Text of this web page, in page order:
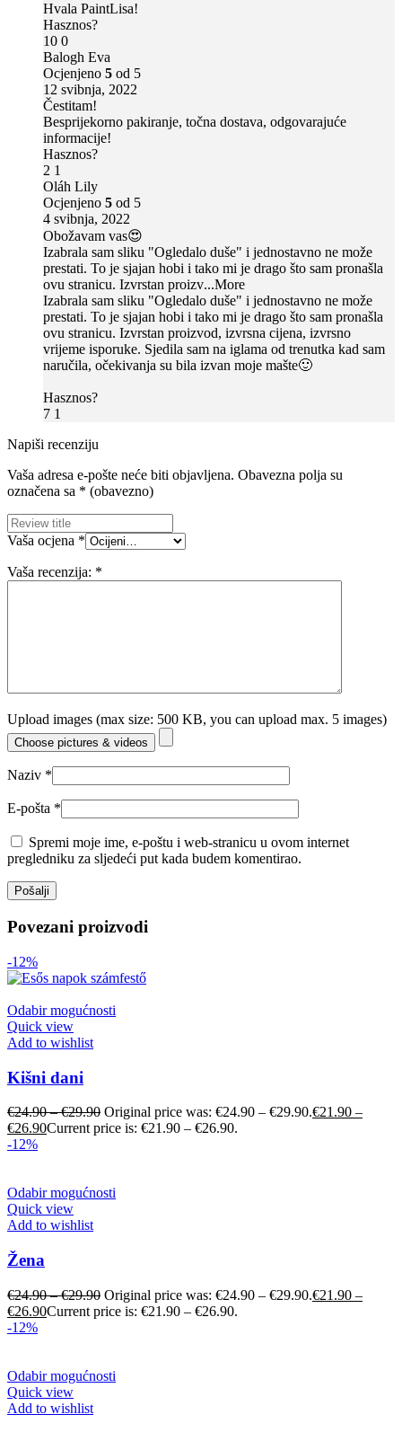
Hvala PaintLisa!
Hasznos?
10 0
Balogh Eva
Ocjenjeno 5 od 5
12 svibnja, 2022
Čestitam!
Besprijekorno pakiranje, točna dostava, odgovarajuće
informacije!
Hasznos?
2 1
Oláh Lily
Ocjenjeno 5 od 5
4 svibnja, 2022
Obožavam vas😍
Izabrala sam sliku "Ogledalo duše" i jednostavno ne može
prestati. To je sjajan hobi i tako mi je drago što sam pronašla
ovu stranicu. Izvrstan proizv...More
Izabrala sam sliku "Ogledalo duše" i jednostavno ne može
prestati. To je sjajan hobi i tako mi je drago što sam pronašla
ovu stranicu. Izvrstan proizvod, izvrsna cijena, izvrsno
vrijeme isporuke. Sjedila sam na iglama od trenutka kad sam
naručila, očekivanja su bila izvan moje mašte🙂
Hasznos?
7 1
Napiši recenziju
Vaša adresa e-pošte neće biti objavljena. Obavezna polja su
označena sa * (obavezno)
Vaša ocjena *
Vaša recenzija: *
Upload images (max size: 500 KB, you can upload max. 5 images)
Choose pictures & videos
Naziv *
E-pošta *
Spremi moje ime, e-poštu i web-stranicu u ovom internet
pregledniku za sljedeći put kada budem komentirao.
Povezani proizvodi
-12%
Odabir mogućnosti
Quick view
Add to wishlist
Kišni dani
€24.90–€29.90 Original price was: €24.90 – €29.90.€21.90 –
€26.90Current price is: €21.90 – €26.90.
-12%
Odabir mogućnosti
Quick view
Add to wishlist
Žena
€24.90–€29.90 Original price was: €24.90 – €29.90.€21.90 –
€26.90Current price is: €21.90 – €26.90.
-12%
Odabir mogućnosti
Quick view
Add to wishlist